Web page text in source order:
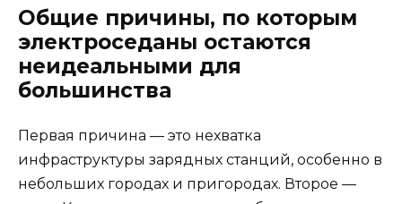
Общие причины, по которым
электроседаны остаются
неидеальными для
большинства
Первая причина — это нехватка
инфраструктуры зарядных станций, особенно в
небольших городах и пригородах. Второе —